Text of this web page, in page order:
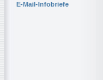
E-Mail-Infobriefe